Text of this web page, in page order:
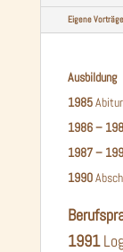
Eigene
Ausbildung
1985Abitur
1986 –
1987 –
1990
1991